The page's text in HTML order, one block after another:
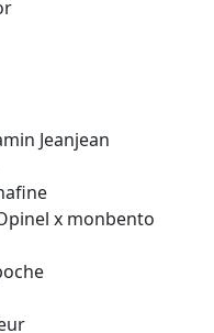
Jeanjean
x monbento